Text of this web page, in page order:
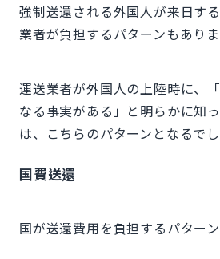
強制送還される外国人が来日す
業者が負担するパターンもありま
運送業者が外国人の上陸時に、
なる事実がある」と明らかに知
は、こちらのパターンとなるでし
国費送還
国が送還費用を負担するパターン